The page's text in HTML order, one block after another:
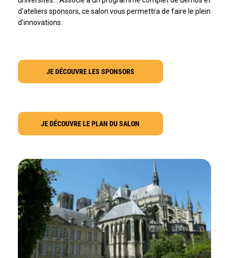
d’ateliers sponsors, ce salon vous permettra de faire le plein
d’innovations.
JE DÉCOUVRE LES SPONSORS
JE DÉCOUVRE LE PLAN DU SALON